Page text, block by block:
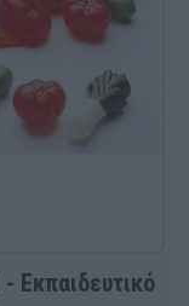
Εκπαιδευτικό